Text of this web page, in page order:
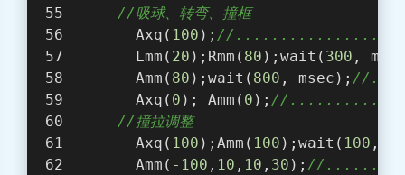
//吸球、转弯、撞框
       Axq(
100 ); //
       Lmm(
20 );Rmm( 80 );wait( 300 ,
       Amm(
80 );wait( 800 , msec); //
       Axq(
0 ); Amm( 0 ); //
//撞拉调整
       Axq(
100 );Amm( 100 );wait( 100 ,
       Amm(
-100 , 10 , 10 , 30 ); //